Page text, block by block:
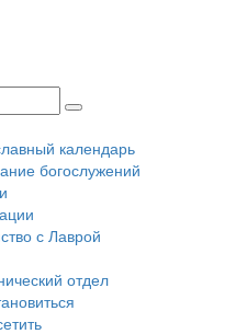
календарь
богослужений
с Лаврой
отдел